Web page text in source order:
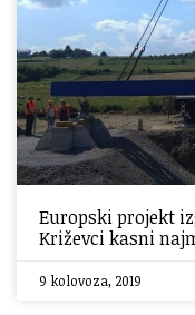
Europski projekt
Križevci kasni
9 kolovoza, 2019